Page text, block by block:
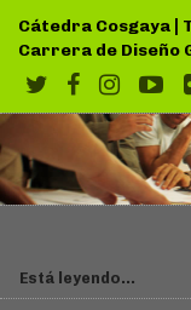
Cátedra Cosgaya |
Carrera de Diseño
Está leyendo...